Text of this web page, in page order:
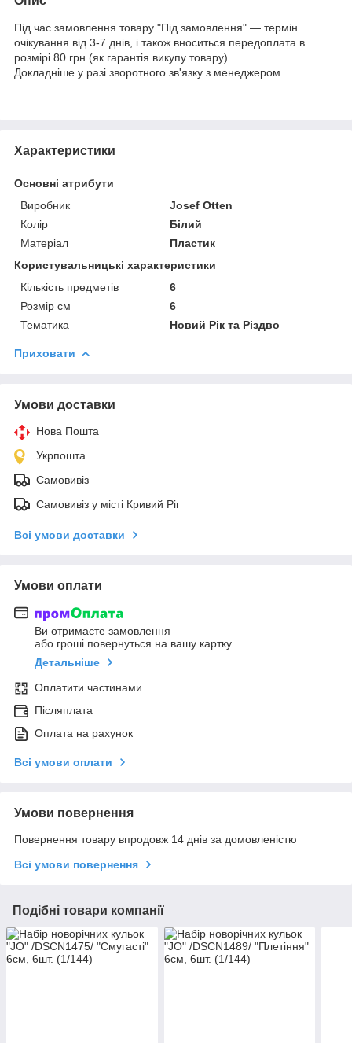
Під час замовлення товару "Під замовлення" — термін
очікування від 3-7 днів, і також вноситься передоплата в
розмірі 80 грн (як гарантія викупу товару)
Докладніше у разі зворотного зв'язку з менеджером
Характеристики
Основні атрибути
Виробник
Josef Otten
Колір
Білий
Матеріал
Пластик
Користувальницькі характеристики
Кількість предметів
6
Розмір см
6
Тематика
Новий Рік та Різдво
Приховати
Умови доставки
Нова Пошта
Укрпошта
Самовивіз
Самовивіз у місті Кривий Ріг
Всі умови доставки
Умови оплати
Ви отримаєте замовлення
або гроші повернуться на вашу картку
Детальніше
Оплатити частинами
Післяплата
Оплата на рахунок
Всі умови оплати
Умови повернення
Повернення товару впродовж 14 днів за домовленістю
Всі умови повернення
Подібні товари компанії